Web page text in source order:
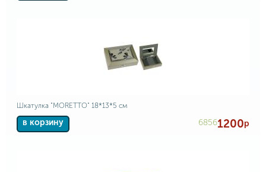
Шкатулка "MORETTO" 18*13*5 см
в корзину 68561200р